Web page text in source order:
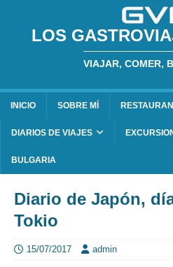
LOS
VIAJAR, COMER,
INICIO SOBRE MÍ
DIARIOS DE VIAJES
BULGARIA
Diario de Japón,
Tokio
15/07/2017 admin